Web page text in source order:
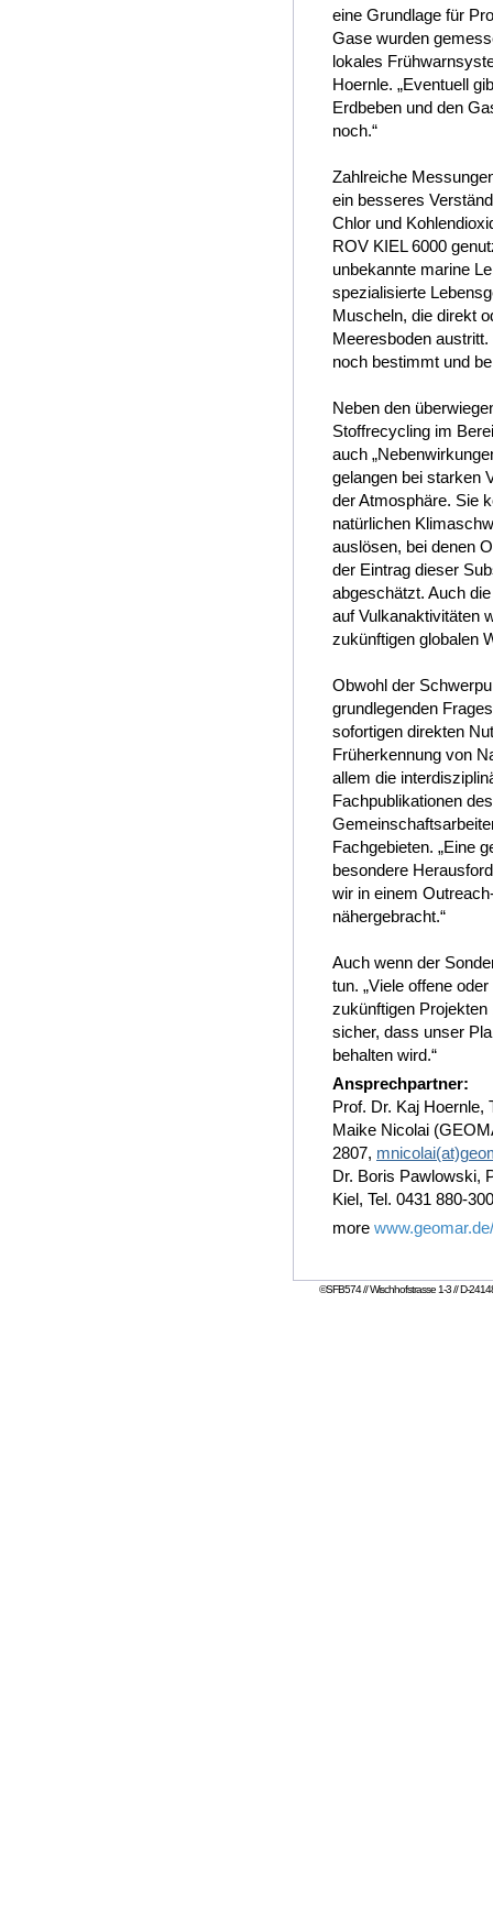
eine Grundlage für
Gase wurden
lokales
Hoernle. „Eventuell
Erdbeben und den
noch.“
Zahlreiche
ein besseres
Chlor und
ROV KIEL 6000
unbekannte marine
spezialisierte
Muscheln, die direkt
Meeresboden
noch bestimmt und
Neben den
Stoffrecycling im
auch
gelangen bei starken
der Atmosphäre. Sie
natürlichen
auslösen, bei denen
der Eintrag dieser
abgeschätzt. Auch
auf Vulkanaktivitäten
zukünftigen globalen
Obwohl der
grundlegenden
sofortigen direkten
Früherkennung von
allem die
Fachpublikationen
Fachgebieten. „Eine
besondere
wir in einem
nähergebracht.“
Auch wenn der
tun. „Viele offene
zukünftigen Projekten
sicher, dass unser
behalten wird.“
Ansprechpartner:
Prof. Dr. Kaj Hoernle,
Maike Nicolai
2807,
Dr. Boris Pawlowski,
Kiel, Tel. 0431 880-
more
©SFB574 // Wischhofstrasse 1-3 // D-